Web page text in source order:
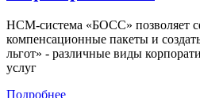
HCM-система «БОСС» позволяет
компенсационные пакеты и
льгот» - различные виды
услуг
Подробнее